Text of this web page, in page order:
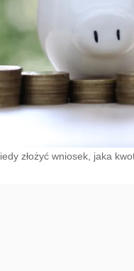
złożyć wniosek, jaka